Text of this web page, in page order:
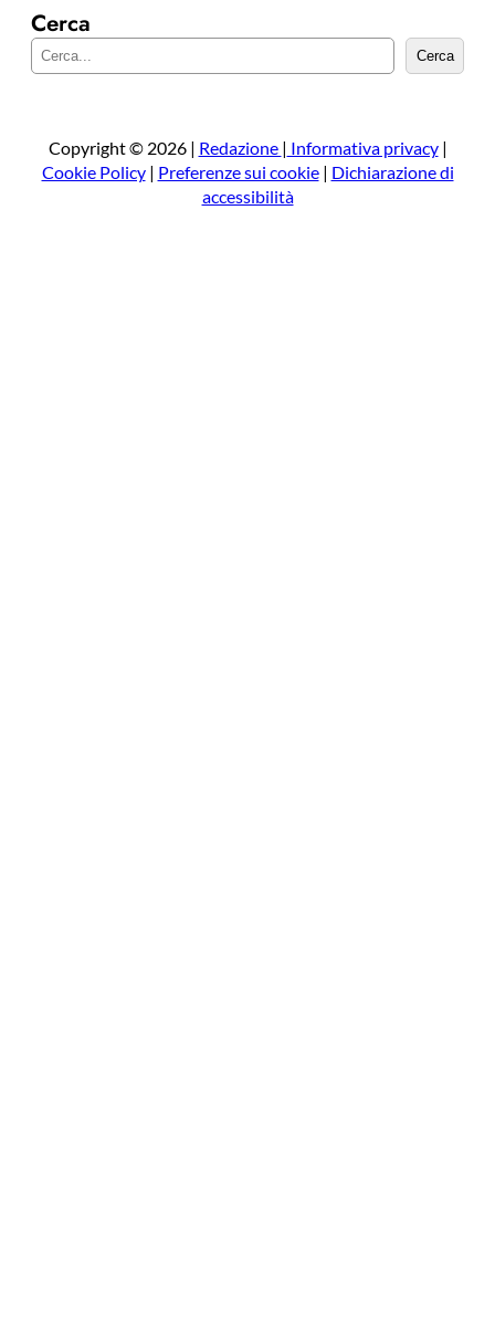
Cerca
e
a
Cerca
Copyright © 2026 | Redazione | Informativa privacy|
Cookie Policy| Preferenze sui cookie| Dichiarazione di
accessibilità